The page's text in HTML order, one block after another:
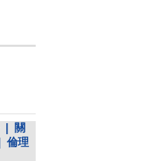
關
倫理